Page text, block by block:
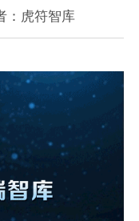
：虎符智库